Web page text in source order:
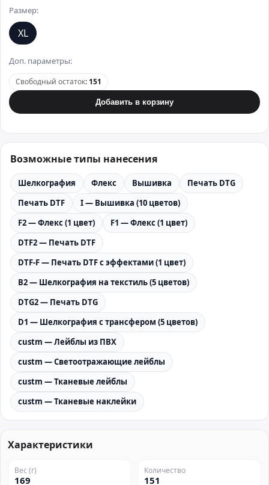
Размер:
XL
Доп. параметры:
Свободный остаток: 151
Добавить в корзину
Возможные типы нанесения
Шелкография Флекс Вышивка
Печать DTG
Печать DTF
I — Вышивка (10 цветов)
F2 — Флекс (1 цвет)
F1 — Флекс (1 цвет)
DTF2 — Печать DTF
DTF-F — Печать DTF с эффектами (1 цвет)
B2 — Шелкография на текстиль (5 цветов)
DTG2 — Печать DTG
D1 — Шелкография с трансфером (5 цветов)
custm — Лейблы из ПВХ
custm — Светоотражающие лейблы
custm — Тканевые лейблы
custm — Тканевые наклейки
Характеристики
Вес (г)
169
Количество
151